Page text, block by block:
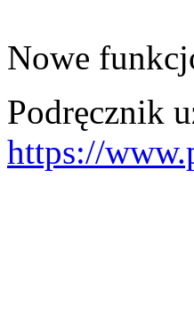
Nowe
Podręcznik
https://